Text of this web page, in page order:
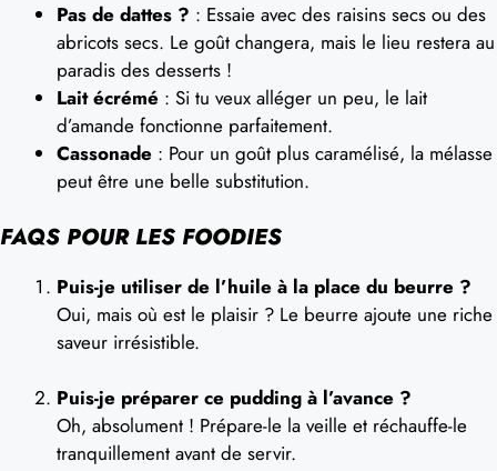
Pas de dattes ? : Essaie avec des raisins secs ou des
abricots secs. Le goût changera, mais le lieu restera au
paradis des desserts !
Lait écrémé : Si tu veux alléger un peu, le lait
d’amande fonctionne parfaitement.
Cassonade : Pour un goût plus caramélisé, la mélasse
peut être une belle substitution.
FAQS POUR LES FOODIES
Puis-je utiliser de l’huile à la place du beurre ?
Oui, mais où est le plaisir ? Le beurre ajoute une riche
saveur irrésistible.
Puis-je préparer ce pudding à l’avance ?
Oh, absolument ! Prépare-le la veille et réchauffe-le
tranquillement avant de servir.